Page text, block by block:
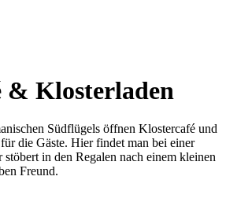
& Klosterladen
Süd­flügels öffnen Kloster­café und
die Gäste. Hier findet man bei einer
stöbert in den Regalen nach einem kleinen
Freund.